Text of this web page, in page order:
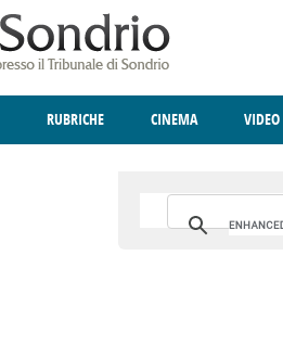
RUBRICHE CINEMA VIDEO